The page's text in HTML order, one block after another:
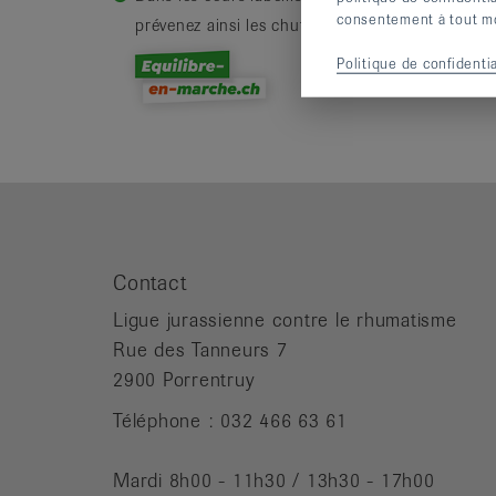
prévenez ainsi les chutes.
Contact
Ligue jurassienne contre le rhumatisme
Rue des Tanneurs 7
2900 Porrentruy
Téléphone : 032 466 63 61
Mardi 8h00 - 11h30 / 13h30 - 17h00
consentement à tout
Politique de